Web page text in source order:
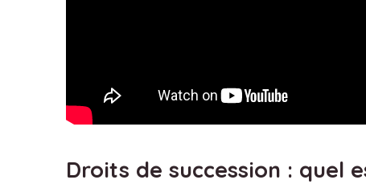
Droits de succession : quel